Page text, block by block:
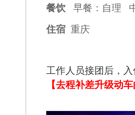
餐饮
早餐：自理
住宿 重庆
工作人员接团后，
【去程补差升级动